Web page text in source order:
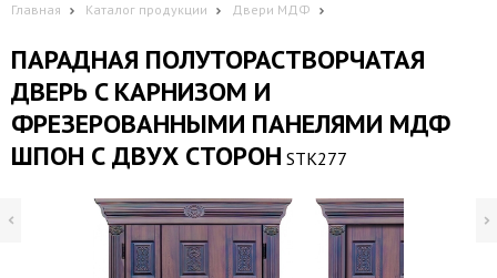
Главная Каталог продукции Двери МДФ
ПАРАДНАЯ ПОЛУТОРАСТВОРЧАТАЯ
ДВЕРЬ C КАРНИЗОМ И
ФРЕЗЕРОВАННЫМИ ПАНЕЛЯМИ МДФ
ШПОН С ДВУХ СТОРОН STK277